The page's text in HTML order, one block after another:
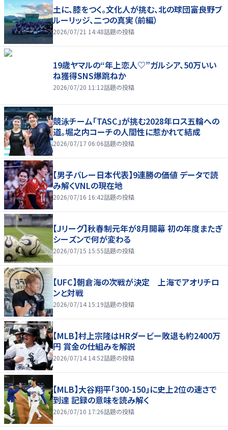
土に、膝をつく。文化人が挑む、北の球団――富良野ブ
ルーリッジ、二つの真実（前編）
2026/07/21 14:48話題の投稿
19歳ヤマルの“年上恋人♡”ガルシア、50万いい
ね獲得SNS爆跳ねか
2026/07/20 11:12話題の投稿
競泳チーム「TASC」が挑む2028年ロス五輪への
道。堀之内コーチの人間性に惹かれて結成
2026/07/17 06:06話題の投稿
【男子バレー日本代表】9連勝の価値 データで読
み解くVNLの現在地
2026/07/16 16:42話題の投稿
【Jリーグ】秋春制元年が8月開幕 初の年度またぎ
シーズンで何が変わる
2026/07/15 15:55話題の投稿
【UFC】朝倉海の次戦が決定 上海でアオリチロ
ンと対戦
2026/07/14 15:19話題の投稿
【MLB】村上宗隆はHRダービー敗退も約2400万
円 賞金の仕組みを解説
2026/07/14 14:52話題の投稿
【MLB】大谷翔平「300-150」に史上2位の速さで
到達 記録の意味を読み解く
2026/07/10 17:26話題の投稿